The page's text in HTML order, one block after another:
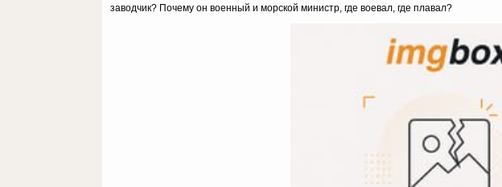
заводчик? Почему он военный и морской министр, где воевал, где плавал?